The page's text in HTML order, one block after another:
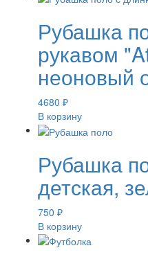
Рубашка
рукавом
неоновый
4680 ₽
В корзину
Рубашка
детская,
750 ₽
В корзину